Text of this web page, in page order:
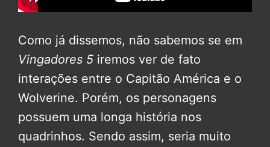
Como já dissemos, não sabemos se em
Vingadores 5 iremos ver de fato
interações entre o Capitão América e o
Wolverine. Porém, os personagens
possuem uma longa história nos
quadrinhos. Sendo assim, seria muito